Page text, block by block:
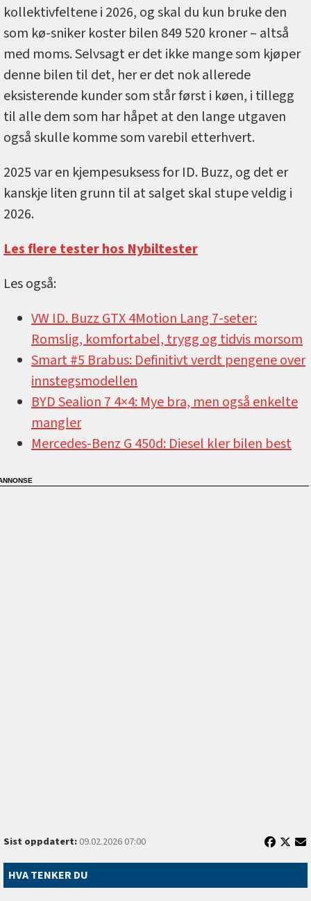
kollektivfeltene i 2026, og skal du kun bruke den
som kø-sniker koster bilen 849 520 kroner – altså
med moms. Selvsagt er det ikke mange som kjøper
denne bilen til det, her er det nok allerede
eksisterende kunder som står først i køen, i tillegg
til alle dem som har håpet at den lange utgaven
også skulle komme som varebil etterhvert.
2025 var en kjempesuksess for ID. Buzz, og det er
kanskje liten grunn til at salget skal stupe veldig i
2026.
Les flere tester hos Nybiltester
Les også:
VW ID. Buzz GTX 4Motion Lang 7-seter:
Romslig, komfortabel, trygg og tidvis morsom
Smart #5 Brabus: Definitivt verdt pengene over
innstegsmodellen
BYD Sealion 7 4×4: Mye bra, men også enkelte
mangler
Mercedes-Benz G 450d: Diesel kler bilen best
Sist oppdatert:09.02.2026 07:00
HVA TENKER DU